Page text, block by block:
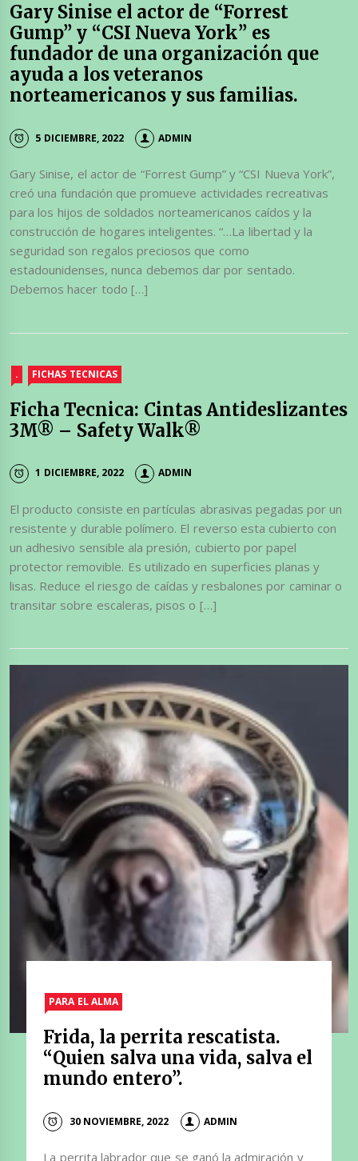
Gary Sinise el actor de “Forrest
Gump” y “CSI Nueva York” es
fundador de una organización que
ayuda a los veteranos
norteamericanos y sus familias.
5 DICIEMBRE, 2022 ADMIN
Gary Sinise, el actor de “Forrest Gump” y “CSI Nueva York”,
creó una fundación que promueve actividades recreativas
para los hijos de soldados norteamericanos caídos y la
construcción de hogares inteligentes. “…La libertad y la
seguridad son regalos preciosos que como
estadounidenses, nunca debemos dar por sentado.
Debemos hacer todo […]
. FICHAS TECNICAS
Ficha Tecnica: Cintas Antideslizantes
3M® – Safety Walk®
1 DICIEMBRE, 2022 ADMIN
El producto consiste en partículas abrasivas pegadas por un
resistente y durable polímero. El reverso esta cubierto con
un adhesivo sensible ala presión, cubierto por papel
protector removible. Es utilizado en superficies planas y
lisas. Reduce el riesgo de caídas y resbalones por caminar o
transitar sobre escaleras, pisos o […]
PARA EL ALMA
Frida, la perrita rescatista.
“Quien salva una vida, salva el
mundo entero”.
30 NOVIEMBRE, 2022 ADMIN
La perrita labrador que se ganó la admiración y